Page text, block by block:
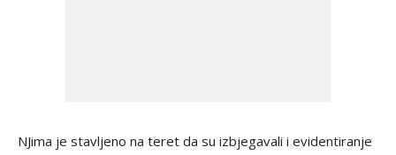
NJima je stavljeno na teret da su izbjegavali i evidentiranje